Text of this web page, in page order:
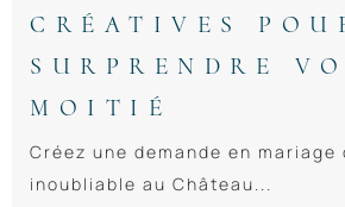
CRÉATIVES
SURPRENDRE
MOITIÉ
Créez une demande en
inoubliable au Château...